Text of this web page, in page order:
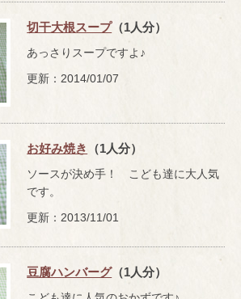
切干大根スープ（1人分）
あっさりスープですよ♪
更新：2014/01/07
お好み焼き （1人分）
ソースが決め手！ こども達に大人気
です。
更新：2013/11/01
豆腐ハンバーグ（1人分）